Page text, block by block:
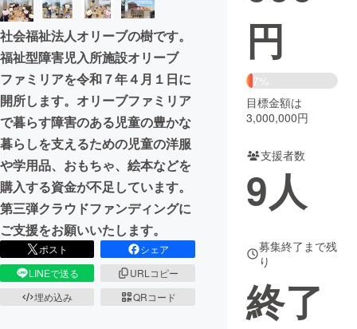
まちづくり・地域活性化
CAMPFIRE for Social Good
CAMPFIRE Creation
CAMPFIREふるさと納税machi-ya コミュニティ
社会福祉法人オリーブの樹です。
福祉型障害児入所施設オリーブ
ファミリアを令和７年４月１日に
開所します。オリーブファミリア
で暮らす障害のある児童の豊かな
暮らしを支えるための児童の洋服
や学用品、おもちゃ、絵本などを
購入する資金が不足しています。
第三弾クラウドファンディングに
ご支援をお願いいたします。
ポスト
シェア
LINEで送る
URLコピー
埋め込み
QRコード
円
7%
目標金額は
3,000,000円
支援者数
9人
募集終了まで残
り
終了